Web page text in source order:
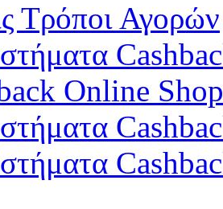
Τρόποι Αγορών
Online